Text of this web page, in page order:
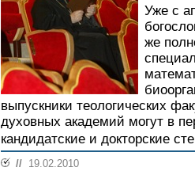
Уже с
же
выпускники теологических
духовных академий могут в
кандидатские и докторские
// 19.02.2010